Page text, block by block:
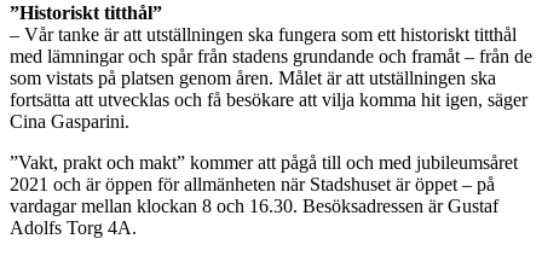
”Historiskt titthål”
– Vår tanke är att utställningen ska fungera som ett historiskt titthål
med lämningar och spår från stadens grundande och framåt – från de
som vistats på platsen genom åren. Målet är att utställningen ska
fortsätta att utvecklas och få besökare att vilja komma hit igen, säger
Cina Gasparini.
”Vakt, prakt och makt” kommer att pågå till och med jubileumsåret
2021 och är öppen för allmänheten när Stadshuset är öppet – på
vardagar mellan klockan 8 och 16.30. Besöksadressen är Gustaf
Adolfs Torg 4A.